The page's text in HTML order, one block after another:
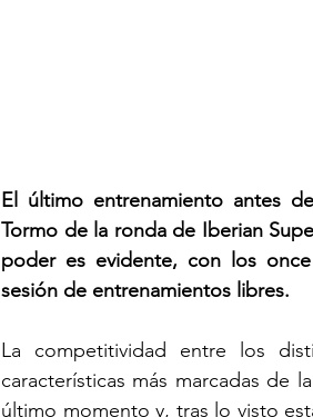
El último entrenamiento antes
Tormo de la ronda de Iberian
poder es evidente, con los
sesión de entrenamientos libres.
La competitividad entre los
características más marcadas de
último momento y, tras lo visto